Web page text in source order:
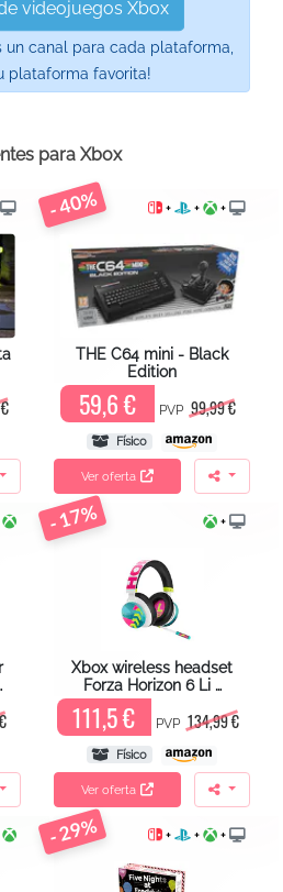
videojuegos Xbox
un canal para cada plataforma,
plataforma favorita!
para Xbox
- 40% + + +
THE C64 mini - Black
Edition
59,6 € PVP 99,99 €
Físico
Ver oferta
- 17% +
Xbox wireless headset
Forza Horizon 6 Li …
111,5 € PVP 134,99 €
Físico
Ver oferta
- 29% + + +